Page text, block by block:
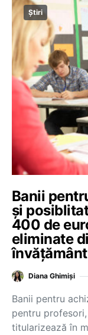
Știri
Banii
și
400 de
eliminate
Diana Ghimiși
Banii pentru
pentru
titularizează în